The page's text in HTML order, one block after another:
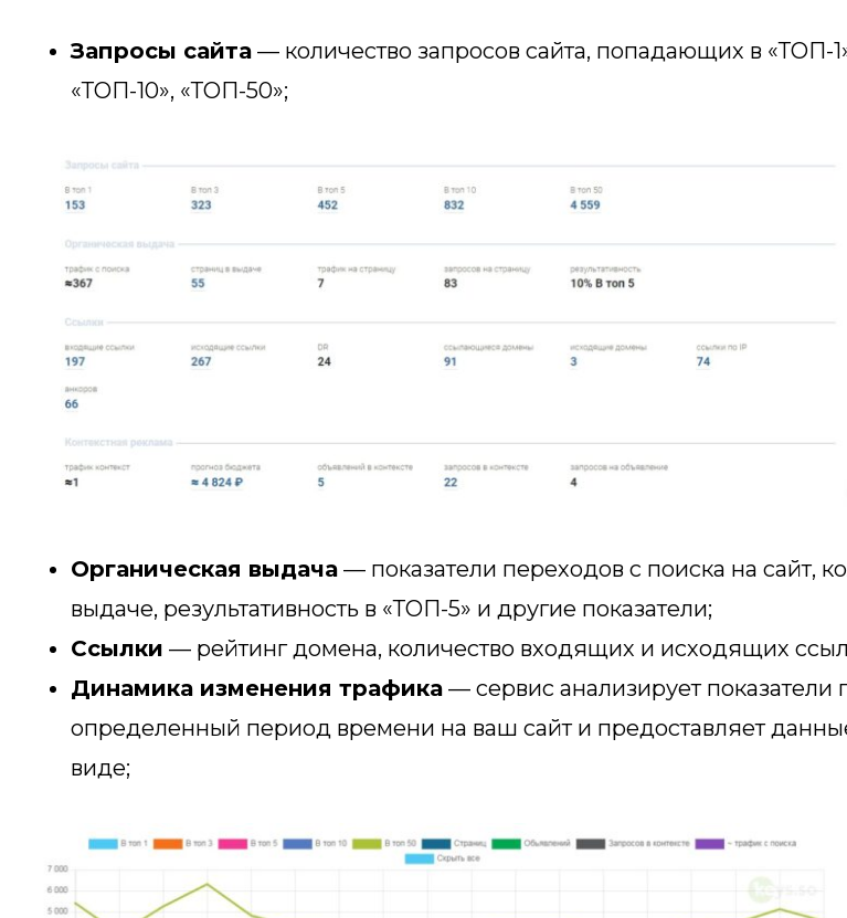
Запросы сайта — количество запросов сайта, попадающих в «ТОП-
«ТОП-10», «ТОП-50»;
Органическая выдача — показатели переходов с поиска на сайт,
выдаче, результативность в «ТОП-5» и другие показатели;
Ссылки — рейтинг домена, количество входящих и исходящих
Динамика изменения трафика — сервис анализирует показатели
определенный период времени на ваш сайт и предоставляет
виде;